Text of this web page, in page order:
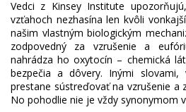
Vedci z Kinsey Institute
vzťahoch nezhasína len kvôli
našim vlastným biologickým
zodpovedný za vzrušenie a
nahrádza ho oxytocín – chemická
bezpečia a dôvery. Inými
prestane sústreďovať na vzrušenie a
No pohodlie nie je vždy synonymom